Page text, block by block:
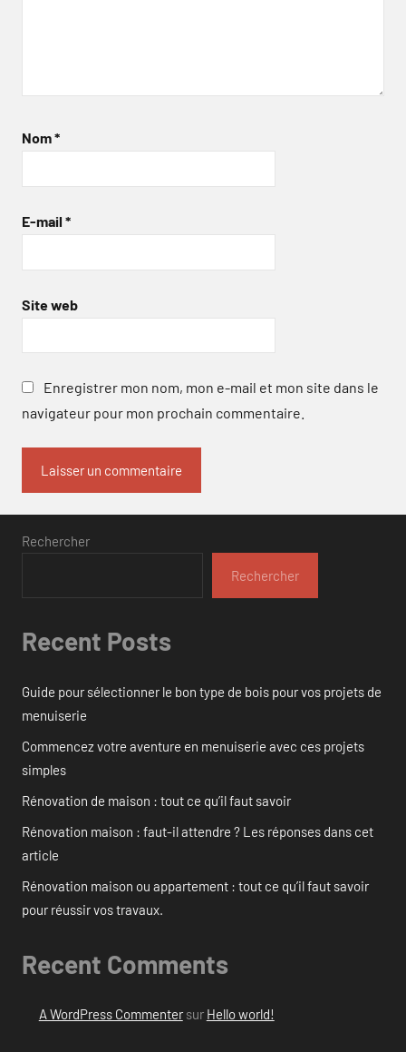
Nom*
E-mail *
Site web
Enregistrer mon nom, mon e-mail et mon site dans le
navigateur pour mon prochain commentaire.
Rechercher
Rechercher
Recent Posts
Guide pour sélectionner le bon type de bois pour vos projets de
menuiserie
Commencez votre aventure en menuiserie avec ces projets
simples
Rénovation de maison : tout ce qu’il faut savoir
Rénovation maison : faut-il attendre ? Les réponses dans cet
article
Rénovation maison ou appartement : tout ce qu’il faut savoir
pour réussir vos travaux.
Recent Comments
A WordPress Commentersur Hello world!